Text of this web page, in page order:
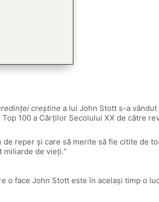
creștine a lui John Stott s-a
Top 100 a Cărților Secolului XX de către
reper şi care să merite să fie citite de
miliarde de vieţi.“
o face John Stott este în același timp o